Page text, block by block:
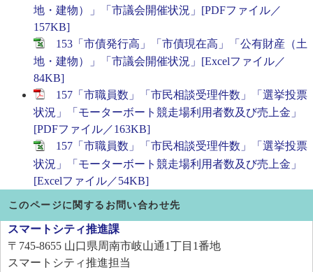
地・建物）」「市議会開催状況」[PDFファイル／
157KB]
153「市債発行高」「市債現在高」「公有財産（土
地・建物）」「市議会開催状況」[Excelファイル／
84KB]
157「市職員数」「市民相談受理件数」「選挙投票
状況」「モーターボート競走場利用者数及び売上金」
[PDFファイル／163KB]
157「市職員数」「市民相談受理件数」「選挙投票
状況」「モーターボート競走場利用者数及び売上金」
[Excelファイル／54KB]
このページに関するお問い合わせ先
スマートシティ推進課
〒745-8655 山口県周南市岐山通1丁目1番地
スマートシティ推進担当